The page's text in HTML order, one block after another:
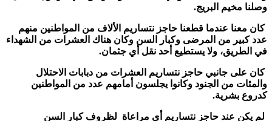
وصلنا مخيم البريج.
كان معنا عندما قطعنا حاجز نتساريم الألاف من المواطنين منهم
عدد كبير من المرضى وكبار السن وكان هناك العشرات من الشهداء
في الطريق، ولا يستطيع أحد نقل أي جثمان.
كان على جانبي حاجز نتساريم العشرات من دبابات الاحتلال
والمئات من الجنود وكانوا يجلسون أمامهم عدد من المواطنين
كدروع بشرية.
لم يكن عند حاجز نتساريم أي مراعاة لظروف كبار السن